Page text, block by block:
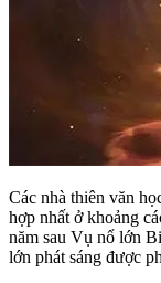
Các nhà thiên văn
hợp nhất ở khoảng
năm sau Vụ nổ lớn
lớn phát sáng được